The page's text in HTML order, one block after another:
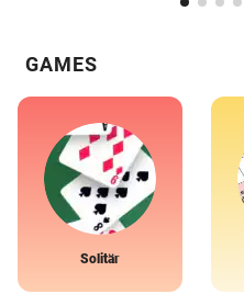
GAMES
Solitär